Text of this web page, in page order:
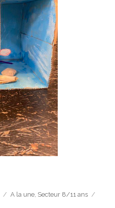
Catégories
A la une, Secteur 8/11 ans